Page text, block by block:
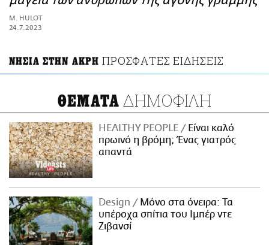
ΑΜΠΑ
PRINT
M. HULOT
24.7.2023
ΝΗΣΙΑ ΣΤΗΝ ΑΚΡΗ ΠΡΟΣΦΑΤΕΣ ΕΙΔΗΣΕΙΣ
ΘΕΜΑΤΑ ΔΗΜΟΦΙΛΗ
HEALTHY PEOPLE
Είναι καλό
πρωινό η βρόμη; Ένας γιατρός
απαντά
Design
Μόνο στα όνειρα: Τα
υπέροχα σπίτια του Ιμπέρ ντε
Ζιβανσί